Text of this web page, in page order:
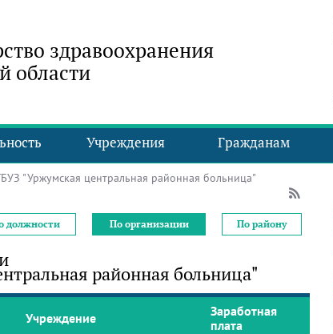
здравоохранения
области
Учреждения Гражданам
"Уржумская центральная районная больница"
должности По организации По району
районная больница"
Учреждение
Заработная
плата